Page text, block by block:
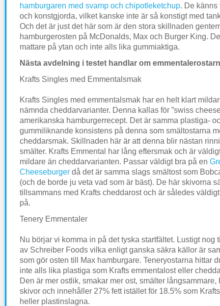
hamburgaren med svamp och chipotleketchup. De
och konstgjorda, vilket kanske inte är så konstigt med
Och det är just det här som är den stora skillnaden
hamburgerosten på McDonalds, Max och Burger King.
mattare på ytan och inte alls lika gummiaktiga.
Nästa avdelning i testet handlar om
Krafts Singles med Emmentalsmak
Krafts Singles med emmentalsmak har en helt klart
nämnda cheddarvarianter. Denna kallas för ”swiss
amerikanska hamburgerrecept. Det är samma plastiga-
gummiliknande konsistens på denna som smältostarna
cheddarsmak. Skillnaden här är att denna blir nästan
smälter. Krafts Emmental har lång eftersmak och är
mildare än cheddarvarianten. Passar väldigt bra på en
Cheeseburger då det är samma slags smältost som
(och de borde ju veta vad som är bäst). De här skivorna
tillsammans med Krafts cheddarost och är således
på.
Tenery Emmentaler
Nu börjar vi komma in på det tyska startfältet. Lustigt nog
av Schreiber Foods vilka enligt ganska säkra källor är
som gör osten till Max hamburgare. Teneryostarna hittar
inte alls lika plastiga som Krafts emmentalost eller
Den är mer ostlik, smakar mer ost, smälter långsammare,
skivor och innehåller 27% fett istället för 18.5% som
heller plastinslagna.